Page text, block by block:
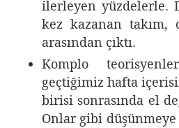
ilerleyen yüzdelerle.
kez kazanan takım,
arasından çıktı.
Komplo
geçtiğimiz hafta
birisi sonrasında el
Onlar gibi düşünmeye